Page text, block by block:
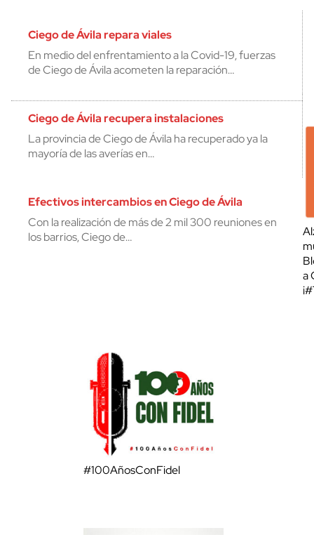
Ciego de Ávila repara viales
En medio del enfrentamiento a la Covid-19, fuerzas
de Ciego de Ávila acometen la reparación…
Ciego de Ávila recupera instalaciones
La provincia de Ciego de Ávila ha recuperado ya la
mayoría de las averías en…
Efectivos intercambios en Ciego de Ávila
Con la realización de más de 2 mil 300 reuniones en
los barrios, Ciego de…
a
#100AñosConFidel